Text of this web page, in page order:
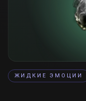
ЖИДКИЕ ЭМОЦИИ